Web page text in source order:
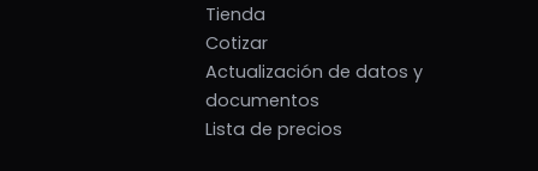
Tienda
Cotizar
Actualización de datos y
documentos
Lista de precios